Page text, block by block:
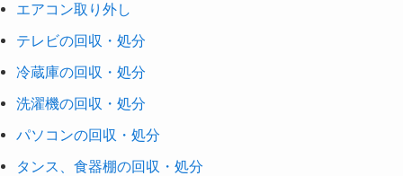
エアコン取り外し
テレビの回収・処分
冷蔵庫の回収・処分
洗濯機の回収・処分
パソコンの回収・処分
タンス、食器棚の回収・処分